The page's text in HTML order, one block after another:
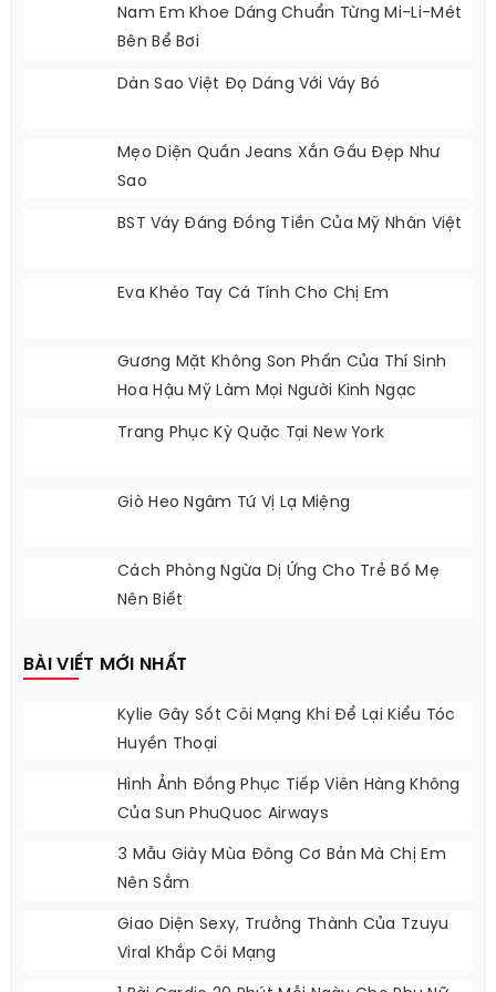
Nam Em Khoe Dáng Chuẩn Từng Mi-Li-Mét
Bên Bể Bơi
Dàn Sao Việt Đọ Dáng Với Váy Bó
Mẹo Diện Quần Jeans Xắn Gấu Đẹp Như
Sao
BST Váy Đáng Đồng Tiền Của Mỹ Nhân Việt
Eva Khéo Tay Cá Tính Cho Chị Em
Gương Mặt Không Son Phấn Của Thí Sinh
Hoa Hậu Mỹ Làm Mọi Người Kinh Ngạc
Trang Phục Kỳ Quặc Tại New York
Giò Heo Ngâm Tứ Vị Lạ Miệng
Cách Phòng Ngừa Dị Ứng Cho Trẻ Bố Mẹ
Nên Biết
BÀI VIẾT MỚI NHẤT
Kylie Gây Sốt Cõi Mạng Khi Để Lại Kiểu Tóc
Huyền Thoại
Hình Ảnh Đồng Phục Tiếp Viên Hàng Không
Của Sun PhuQuoc Airways
3 Mẫu Giày Mùa Đông Cơ Bản Mà Chị Em
Nên Sắm
Giao Diện Sexy, Trưởng Thành Của Tzuyu
Viral Khắp Cõi Mạng